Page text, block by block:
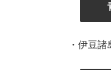
・伊豆